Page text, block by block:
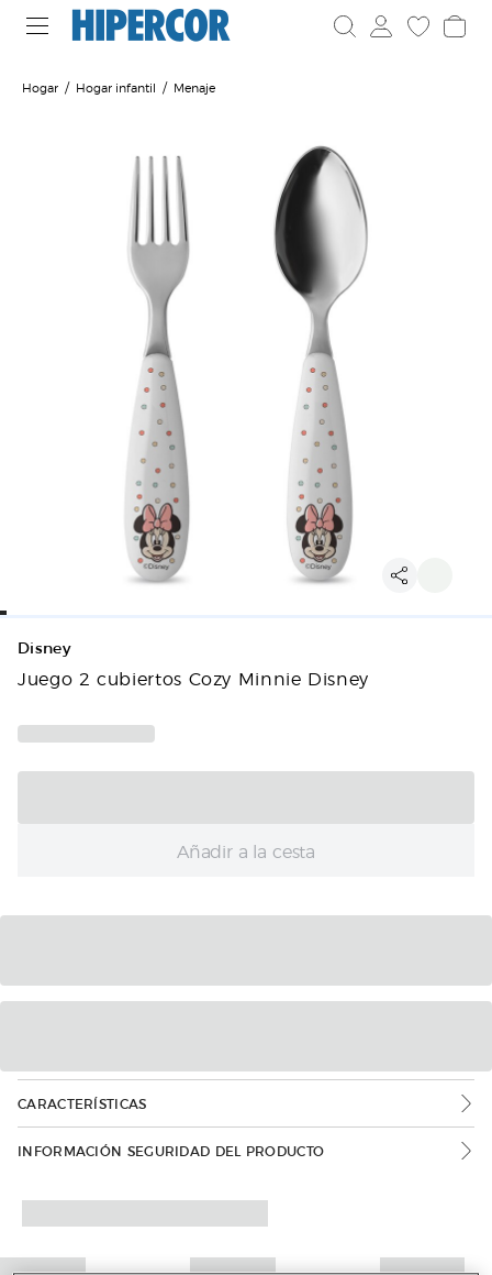
Hogar Hogar infantil Menaje
Disney
Juego 2 cubiertos Cozy Minnie Disney
Añadir a la cesta
CARACTERÍSTICAS
INFORMACIÓN SEGURIDAD DEL PRODUCTO